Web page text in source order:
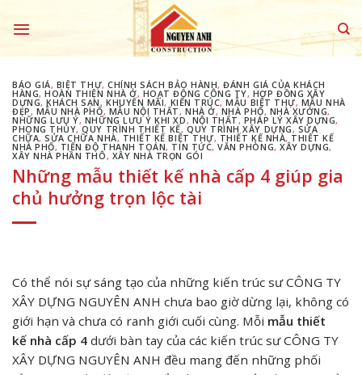
BÁO GIÁ, BIỆT THỰ,CHÍNH SÁCH BẢO HÀNH,ĐÁNH GIÁ CỦA KHÁCH
HÀNG,HOÀN THIỆN NHÀ Ở, HOẠT ĐỘNG CÔNG TY, HỢP ĐỒNG XÂY
DỰNG,KHÁCH SẠN,KHUYẾN MÃI, KIẾN TRÚC,MẪU BIỆT THỰ, MẪU NHÀ
ĐẸP, MẪU NHÀ PHỐ, MẪU NỘI THẤT,NHÀ Ở, NHÀ PHỐ, NHÀ XƯỞNG,
NHỮNG LƯU Ý, NHỮNG LƯU Ý KHI XD, NỘI THẤT, PHÁP LÝ XÂY DỰNG,
PHONG THỦY,QUY TRÌNH THIẾT KẾ,QUY TRÌNH XÂY DỰNG, SỬA
CHỮA,SỬA CHỮA NHÀ, THIẾT KẾ BIỆT THỰ, THIẾT KẾ NHÀ, THIẾT KẾ
NHÀ PHỐ, TIẾN ĐỘ THANH TOÁN, TIN TỨC,VĂN PHÒNG,XÂY DỰNG,
XÂY NHÀ PHẦN THÔ, XÂY NHÀ TRỌN GÓI
Những mẫu thiết kế nhà cấp 4 giúp gia
chủ hưởng trọn lộc tài
Có thể nói sự sáng tạo của những kiến trúc sư CÔNG TY
XÂY DỰNG NGUYÊN ANH chưa bao giờ dừng lại, không có
giới hạn và chưa có ranh giới cuối cùng. Mỗi mẫu thiết
kế nhà cấp 4 dưới bàn tay của các kiến trúc sư CÔNG TY
XÂY DỰNG NGUYÊN ANH đều mang đến những phối